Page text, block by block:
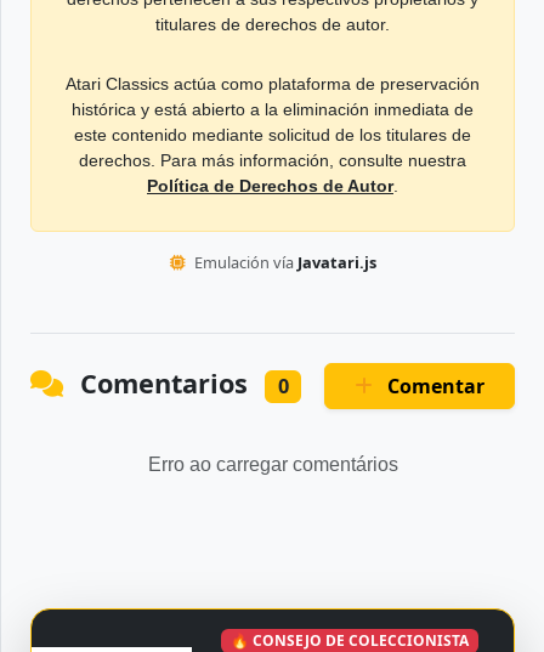
titulares de derechos de autor.
Atari Classics actúa como plataforma de preservación
histórica y está abierto a la eliminación inmediata de
este contenido mediante solicitud de los titulares de
derechos. Para más información, consulte nuestra
Política de Derechos de Autor.
Emulación vía Javatari.js
Comentarios 0 Comentar
Erro ao carregar comentários
🔥 CONSEJO DE COLECCIONISTA